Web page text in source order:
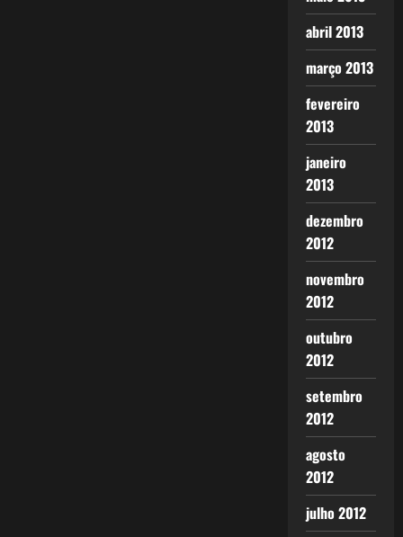
abril 2013
março 2013
fevereiro
2013
janeiro
2013
dezembro
2012
novembro
2012
outubro
2012
setembro
2012
agosto
2012
julho 2012